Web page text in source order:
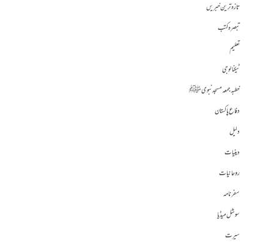
تازہ ترین خبریں
تبصرہ کتب
تعلیم
ٹیکنالوجی
خطبہ جمعہ مسجد نبوی ﷺ
دفاع پاکستان
دلیل
دینیات
روحانیات
سفرنامہ
سوشل میڈیا
سیرت